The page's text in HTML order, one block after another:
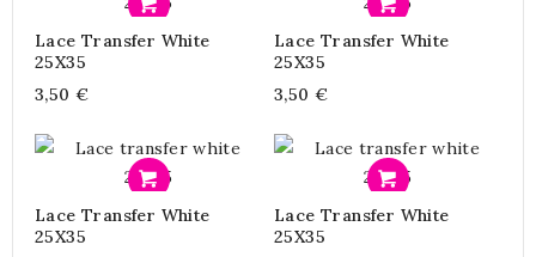
Lace Transfer White
25X35
3,50 €
Lace Transfer White
25X35
3,50 €
Lace Transfer White
25X35
Lace Transfer White
25X35